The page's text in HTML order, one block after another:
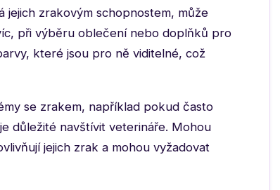
zrakovým schopnostem, může
při výběru oblečení nebo doplňků pro
které jsou pro ně viditelné, což
se zrakem, například pokud často
důležité navštívit veterináře. Mohou
jejich zrak a mohou vyžadovat